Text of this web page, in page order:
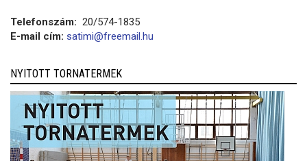
Telefonszám: 20/574-1835
E-mail cím: satimi@freemail.hu
NYITOTT TORNATERMEK